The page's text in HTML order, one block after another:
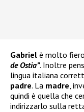
Gabriel è molto fiero
de Ostia”. Inoltre
lingua italiana
padre. La madre,
quindi è quella che
indirizzarlo sulla